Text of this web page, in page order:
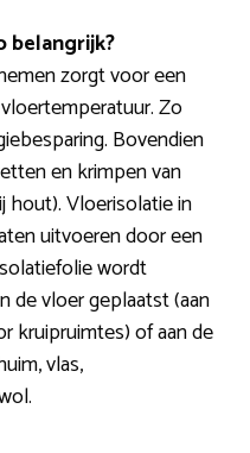
belangrijk?
zorgt voor een
Zo
Bovendien
en krimpen van
hout). Vloerisolatie in
uitvoeren door een
wordt
de vloer geplaatst (aan
kruipruimtes) of aan de
vlas,